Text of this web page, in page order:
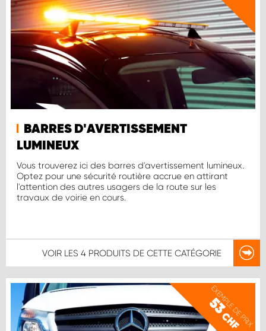
BARRES D'AVERTISSEMENT
LUMINEUX
Vous trouverez ici des barres d'avertissement lumineux.
Optez pour une sécurité routière accrue en attirant
l'attention des autres usagers de la route sur les
travaux de voirie en cours.
VOIR LES 4 PRODUITS DE CETTE CATÉGORIE
EXEMPLE DE PRIX
53
CHF